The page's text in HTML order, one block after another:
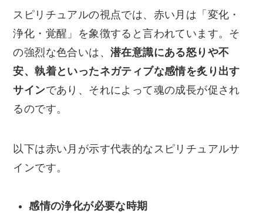
スピリチュアルの視点では、赤い月は「変化・
浄化・覚醒」を象徴すると言われています。そ
の強烈な色合いは、潜在意識にある怒りや不
安、執着といったネガティブな感情を炙り出す
サインであり、それによって魂の成長が促され
るのです。
以下は赤い月が示す代表的なスピリチュアルサ
インです。
感情の浄化が必要な時期